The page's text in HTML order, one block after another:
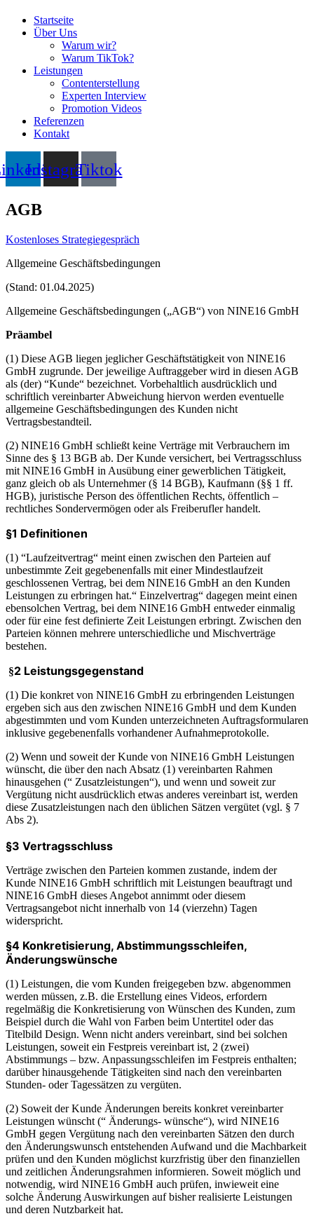
Startseite
Über Uns
Warum wir?
Warum TikTok?
Leistungen
Contenterstellung
Experten Interview
Promotion Videos
Referenzen
Kontakt
InstagramTiktok
AGB
Kostenloses Strategiegespräch
Allgemeine Geschäftsbedingungen
(Stand: 01.04.2025)
Allgemeine Geschäftsbedingungen („AGB“) von NINE16 GmbH
Präambel
(1) Diese AGB liegen jeglicher Geschäftstätigkeit von NINE16
GmbH zugrunde. Der jeweilige Auftraggeber wird in diesen AGB
als (der) “Kunde“ bezeichnet. Vorbehaltlich ausdrücklich und
schriftlich vereinbarter Abweichung hiervon werden eventuelle
allgemeine Geschäftsbedingungen des Kunden nicht
Vertragsbestandteil.
(2) NINE16 GmbH schließt keine Verträge mit Verbrauchern im
Sinne des § 13 BGB ab. Der Kunde versichert, bei Vertragsschluss
mit NINE16 GmbH in Ausübung einer gewerblichen Tätigkeit,
ganz gleich ob als Unternehmer (§ 14 BGB), Kaufmann (§§ 1 ff.
HGB), juristische Person des öffentlichen Rechts, öffentlich –
rechtliches Sondervermögen oder als Freiberufler handelt.
§1 Definitionen
(1) “Laufzeitvertrag“ meint einen zwischen den Parteien auf
unbestimmte Zeit gegebenenfalls mit einer Mindestlaufzeit
geschlossenen Vertrag, bei dem NINE16 GmbH an den Kunden
Leistungen zu erbringen hat.“ Einzelvertrag“ dagegen meint einen
ebensolchen Vertrag, bei dem NINE16 GmbH entweder einmalig
oder für eine fest definierte Zeit Leistungen erbringt. Zwischen den
Parteien können mehrere unterschiedliche und Mischverträge
bestehen.
§2 Leistungsgegenstand
(1) Die konkret von NINE16 GmbH zu erbringenden Leistungen
ergeben sich aus den zwischen NINE16 GmbH und dem Kunden
abgestimmten und vom Kunden unterzeichneten Auftragsformularen
inklusive gegebenenfalls vorhandener Aufnahmeprotokolle.
(2) Wenn und soweit der Kunde von NINE16 GmbH Leistungen
wünscht, die über den nach Absatz (1) vereinbarten Rahmen
hinausgehen (“ Zusatzleistungen“), und wenn und soweit zur
Vergütung nicht ausdrücklich etwas anderes vereinbart ist, werden
diese Zusatzleistungen nach den üblichen Sätzen vergütet (vgl. § 7
Abs 2).
§3 Vertragsschluss
Verträge zwischen den Parteien kommen zustande, indem der
Kunde NINE16 GmbH schriftlich mit Leistungen beauftragt und
NINE16 GmbH dieses Angebot annimmt oder diesem
Vertragsangebot nicht innerhalb von 14 (vierzehn) Tagen
widerspricht.
§4 Konkretisierung, Abstimmungsschleifen,
Änderungswünsche
(1) Leistungen, die vom Kunden freigegeben bzw. abgenommen
werden müssen, z.B. die Erstellung eines Videos, erfordern
regelmäßig die Konkretisierung von Wünschen des Kunden, zum
Beispiel durch die Wahl von Farben beim Untertitel oder das
Titelbild Design. Wenn nicht anders vereinbart, sind bei solchen
Leistungen, soweit ein Festpreis vereinbart ist, 2 (zwei)
Abstimmungs – bzw. Anpassungsschleifen im Festpreis enthalten;
darüber hinausgehende Tätigkeiten sind nach den vereinbarten
Stunden- oder Tagessätzen zu vergüten.
(2) Soweit der Kunde Änderungen bereits konkret vereinbarter
Leistungen wünscht (“ Änderungs- wünsche“), wird NINE16
GmbH gegen Vergütung nach den vereinbarten Sätzen den durch
den Änderungswunsch entstehenden Aufwand und die Machbarkeit
prüfen und den Kunden möglichst kurzfristig über den finanziellen
und zeitlichen Änderungsrahmen informieren. Soweit möglich und
notwendig, wird NINE16 GmbH auch prüfen, inwieweit eine
solche Änderung Auswirkungen auf bisher realisierte Leistungen
und deren Nutzbarkeit hat.